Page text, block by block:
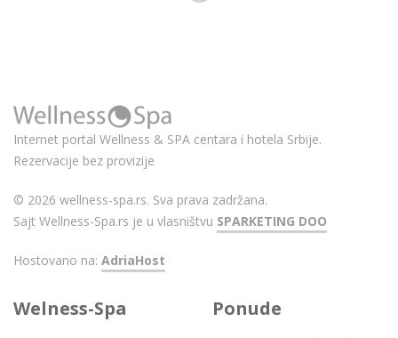
Internet portal Wellness & SPA centara i hotela Srbije.
Rezervacije bez provizije
© 2026 wellness-spa.rs. Sva prava zadržana.
Sajt Wellness-Spa.rs je u vlasništvu SPARKETING DOO
Hostovano na: AdriaHost
Welness-Spa Ponude